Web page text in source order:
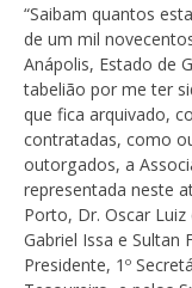
“Saibam quantos
de um mil
Anápolis, Estado de
tabelião por me ter
que fica arquivado,
contratadas, como
outorgados, a
representada neste
Porto, Dr. Oscar
Gabriel Issa e Sultan
Presidente, 1º